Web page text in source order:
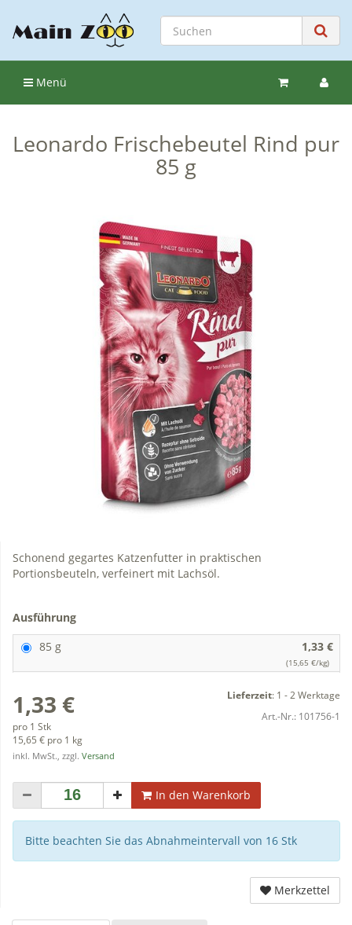
Menü
Leonardo Frischebeutel Rind pur
85 g
Schonend gegartes Katzenfutter in praktischen
Portionsbeuteln, verfeinert mit Lachsöl.
Ausführung
85 g
1,33 €
(15,65 €/kg)
1,33 €
pro 1 Stk
15,65 € pro 1 kg
inkl. MwSt., zzgl. Versand
Lieferzeit: 1 - 2 Werktage
Art.-Nr.: 101756-1
In den Warenkorb
Bitte beachten Sie das Abnahmeintervall von 16 Stk
Merkzettel